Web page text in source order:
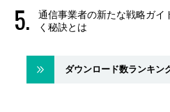
通信事業者の新たな戦略ガ
く秘訣とは
ダウンロード数ランキン